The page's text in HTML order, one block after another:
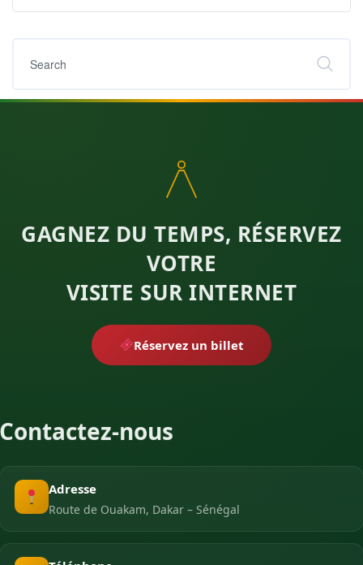
GAGNEZ DU TEMPS, RÉSERVEZ
VOTRE
VISITE SUR INTERNET
Réservez un billet
Contactez-nous
Adresse
Route de Ouakam, Dakar – Sénégal